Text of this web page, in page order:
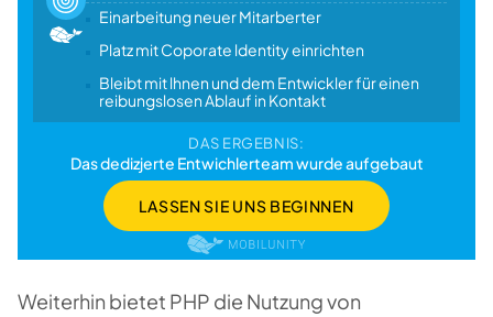
Einarbeitung neuer Mitarberter
Platz mit Coporate ldentity einrichten
Bleibt mit lhnen und dem Entwickler für einen
reibungslosen Ablauf in Kontakt
DAS ERGEBNIS:
Das dedizjerte Entwichlerteam wurde aufgebaut
LASSEN SIE UNS BEGINNEN
Weiterhin bietet PHP die Nutzung von